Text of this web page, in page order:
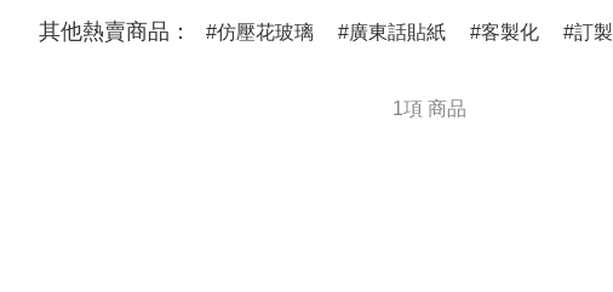
其他熱賣商品： 仿壓花玻璃 廣東話貼紙 客製化 訂製
1項 商品